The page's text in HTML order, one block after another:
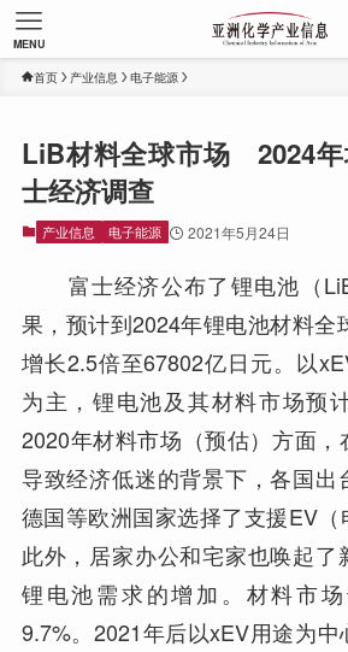
MENU
首页 产业信息 电子能源
LiB材料全球市场 2024
士经济调查
产业信息 电子能源 2021年5月24日
富士经济公布了锂电池（
果，预计到2024年锂电池材料全
增长2.5倍至67802亿日元。以
为主，锂电池及其材料市场预
2020年材料市场（预估）方面，
导致经济低迷的背景下，各国出
德国等欧洲国家选择了支援EV（
此外，居家办公和宅家也唤起了
锂电池需求的增加。材料市
9.7%。2021年后以xEV用途为